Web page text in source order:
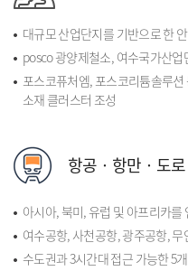
대규모 산업단지를 기반으로 한
posco 광양제철소, 여수국가산
포스코퓨처엠, 포스코리튬솔루
소재 클러스터 조성
항공 · 항만 · 도
아시아, 북미, 유럽 및 아프리카
여수공항, 사천공항, 광주공항,
수도권과 3시간대 접근 가능한 5